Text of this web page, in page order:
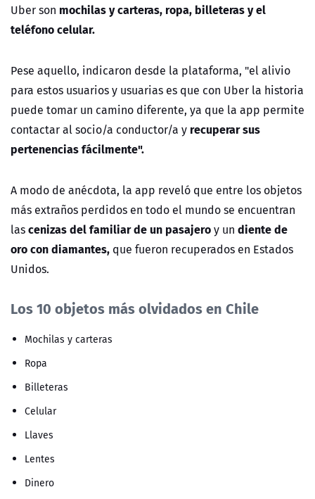
Uber son mochilas y carteras, ropa, billeteras y el
teléfono celular.
Pese aquello, indicaron desde la plataforma, "el alivio
para estos usuarios y usuarias es que con Uber la historia
puede tomar un camino diferente, ya que la app permite
contactar al socio/a conductor/a y recuperar sus
pertenencias fácilmente".
A modo de anécdota, la app reveló que entre los objetos
más extraños perdidos en todo el mundo se encuentran
lascenizas del familiar de un pasajeroy un diente de
oro con diamantes, que fueron recuperados en Estados
Unidos.
Los 10 objetos más olvidados en Chile
Mochilas y carteras
Ropa
Billeteras
Celular
Llaves
Lentes
Dinero